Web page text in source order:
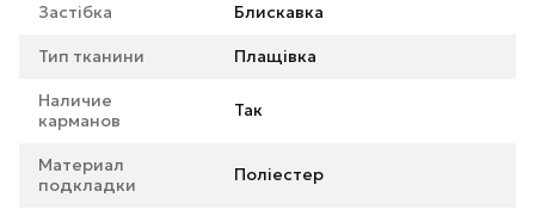
Застібка Блискавка
Тип тканини Плащівка
Наличие
карманов
Так
Материал
подкладки
Поліестер